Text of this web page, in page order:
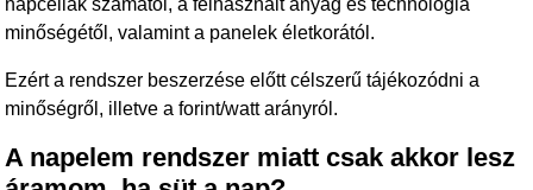
minőségétől, valamint a panelek életkorától.
Ezért a rendszer beszerzése előtt célszerű tájékozódni a
minőségről, illetve a forint/watt arányról.
A napelem rendszer miatt csak akkor lesz